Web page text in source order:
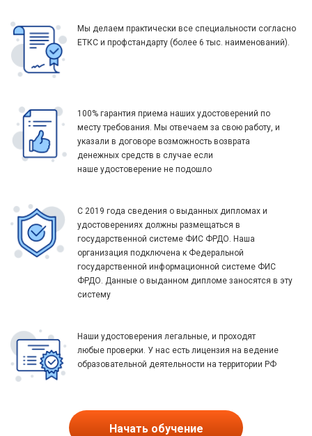
Мы делаем практически все специальности согласно
ЕТКС и профстандарту (более 6 тыс. наименований).
100% гарантия приема наших удостоверений по
месту требования. Мы отвечаем за свою работу, и
указали в договоре возможность возврата
денежных средств в случае если
наше удостоверение не подошло
С 2019 года сведения о выданных дипломах и
удостоверениях должны размещаться в
государственной системе ФИС ФРДО. Наша
организация подключена к Федеральной
государственной информационной системе ФИС
ФРДО. Данные о выданном дипломе заносятся в эту
систему
Наши удостоверения легальные, и проходят
любые проверки. У нас есть лицензия на ведение
образовательной деятельности на территории РФ
Начать обучение